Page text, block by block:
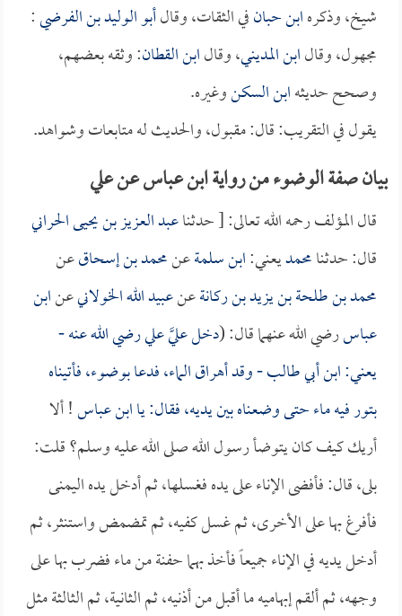
شيخ، وذكرهابن حبانفي الثقات، وقالأبو الوليد بن الفرضي:
مجهول، وقالابن المديني، وقالابن القطان: وثقه بعضهم،
وصحح حديثهابن السكنوغيره.
يقول في التقريب: قال: مقبول، والحديث له متابعات وشواهد.
بيان صفة الوضوء من رواية ابن عباس عن علي
قال المؤلف رحمه الله تعالى: [ حدثناعبد العزيز بن يحيى الحراني
قال: حدثنامحمديعني:ابن سلمةعنمحمد بن إسحاقعن
محمد بن طلحة بن يزيد بن ركانةعنعبيد الله الخولانيعنابن
عباسرضي الله عنهما قال: (دخل عليَّ علي رضي الله عنه -
يعني:ابن أبي طالب- وقد أهراق الماء، فدعا بوضوء، فأتيناه
بتور فيه ماء حتى وضعناه بين يديه، فقال: ياابن عباس! ألا
أريك كيف كان يتوضأ رسول الله صلى الله عليه وسلم؟ قلت:
بلى، قال: فأفضى الإناء على يده فغسلها، ثم أدخل يده اليمنى
فأفرغ بها على الأخرى، ثم غسل كفيه، ثم تمضمض واستنثر، ثم
أدخل يديه في الإناء جميعاً فأخذ بهما حفنة من ماء فضرب بها على
وجهه، ثم ألقم إبهاميه ما أقبل من أذنيه، ثم الثانية، ثم الثالثة مثل